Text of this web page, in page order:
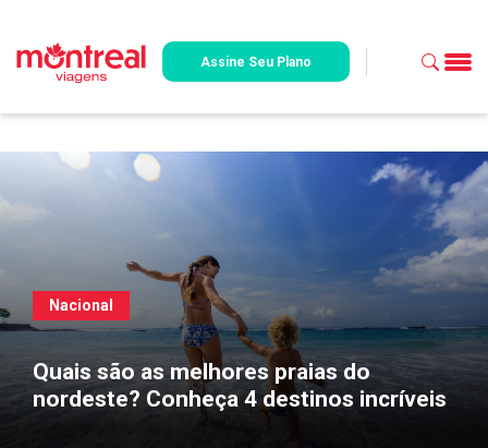
Assine Seu Plano
Nacional
Quais são as melhores praias do
nordeste? Conheça 4 destinos incríveis